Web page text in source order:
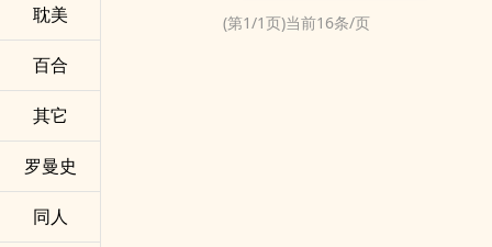
耽美
百合
其它
罗曼史
同人
欢迎投珠、评论+收藏，本音照单全收！
更不记得凶手是谁。
(第1/1页)当前16条/页